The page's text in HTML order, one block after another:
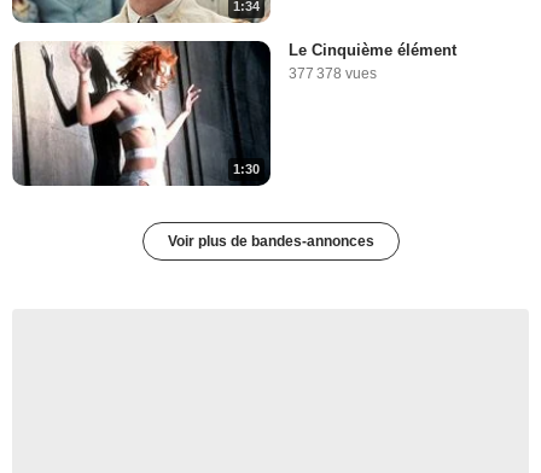
1:34
1:30
Le Cinquième élément
377 378 vues
Voir plus de bandes-annonces